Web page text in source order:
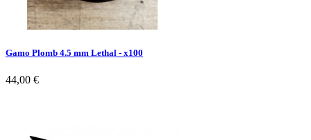
Gamo Plomb 4.5 mm Lethal - x100
44,00 €